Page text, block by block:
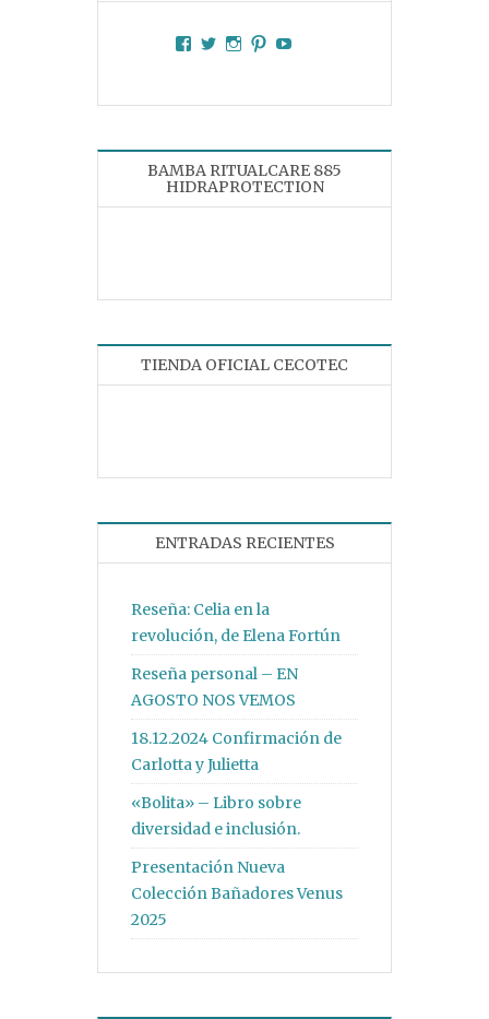
Facebook
TwitterInstagram
Pinterest
BAMBA RITUALCARE 885
HIDRAPROTECTION
TIENDA OFICIAL CECOTEC
ENTRADAS RECIENTES
Reseña: Celia en la
revolución, de Elena Fortún
Reseña personal – EN
AGOSTO NOS VEMOS
18.12.2024 Confirmación de
Carlotta y Julietta
«Bolita» – Libro sobre
diversidad e inclusión.
Presentación Nueva
Colección Bañadores Venus
2025